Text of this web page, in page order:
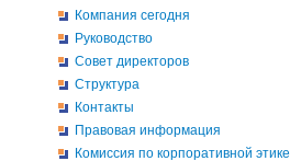
Компания сегодня
Руководство
Совет директоров
Структура
Контакты
Правовая информация
Комиссия по корпоративной этике